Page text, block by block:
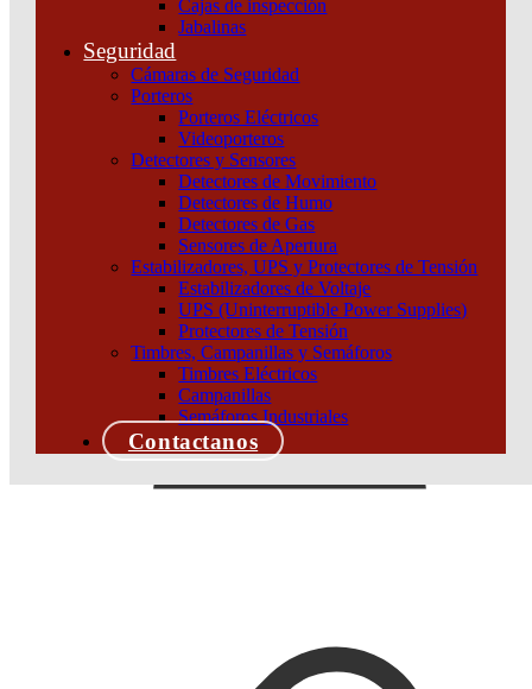
Cajas de inspección
Jabalinas
Seguridad
Cámaras de Seguridad
Porteros
Porteros Eléctricos
Videoporteros
Detectores y Sensores
Detectores de Movimiento
Detectores de Humo
Detectores de Gas
Sensores de Apertura
Estabilizadores, UPS y Protectores de Tensión
Estabilizadores de Voltaje
UPS (Uninterruptible Power Supplies)
Protectores de Tensión
Timbres, Campanillas y Semáforos
Timbres Eléctricos
Campanillas
Semáforos Industriales
Contactanos
Interruptor Termomagnético IK60N 3P 32A Curva C
6KA Schneider
Añadir al carrito